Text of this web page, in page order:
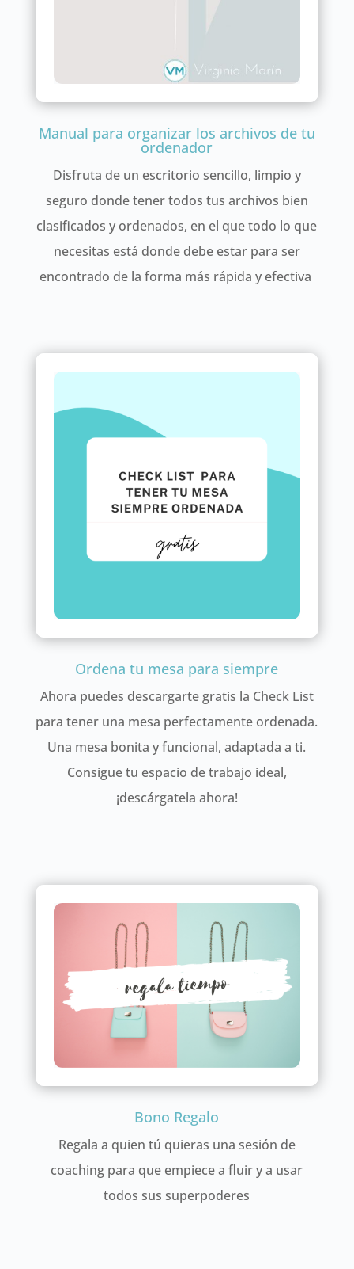
Manual para organizar los archivos de tu
ordenador
Disfruta de un escritorio sencillo, limpio y
seguro donde tener todos tus archivos bien
clasificados y ordenados, en el que todo lo que
necesitas está donde debe estar para ser
encontrado de la forma más rápida y efectiva
Ordena tu mesa para siempre
Ahora puedes descargarte gratis la Check List
para tener una mesa perfectamente ordenada.
Una mesa bonita y funcional, adaptada a ti.
Consigue tu espacio de trabajo ideal,
¡descárgatela ahora!
Bono Regalo
Regala a quien tú quieras una sesión de
coaching para que empiece a fluir y a usar
todos sus superpoderes